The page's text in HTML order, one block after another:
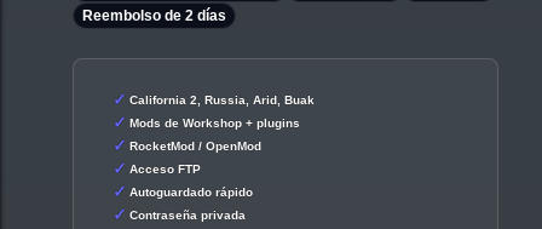
Reembolso de 2 días
California 2, Russia, Arid, Buak
Mods de Workshop + plugins
RocketMod / OpenMod
Acceso FTP
Autoguardado rápido
Contraseña privada